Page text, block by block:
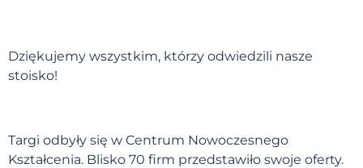
Dziękujemy wszystkim, którzy odwiedzili nasze
stoisko!
Targi odbyły się w Centrum Nowoczesnego
Kształcenia. Blisko 70 firm przedstawiło swoje oferty.